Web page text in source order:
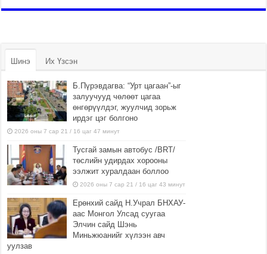
Шинэ Их Үзсэн
Б.Пүрэвдагва: “Урт цагаан”-ыг
залуучууд чөлөөт цагаа
өнгөрүүлдэг, жуулчид зорьж
ирдэг цэг болгоно
2026 оны 7 сар 21 / 16 цаг 47 минут
Тусгай замын автобус /BRT/
төслийн удирдах хорооны
ээлжит хуралдаан боллоо
2026 оны 7 сар 21 / 16 цаг 43 минут
Ерөнхий сайд Н.Учрал БНХАУ-
аас Монгол Улсад суугаа
Элчин сайд Шэнь
Миньжюанийг хүлээн авч
уулзав